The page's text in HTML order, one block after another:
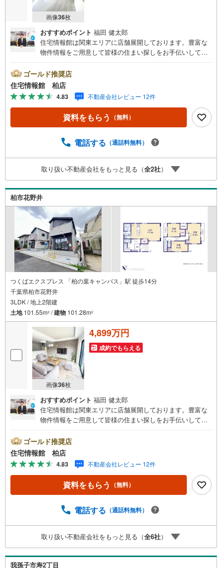
画像36枚
おすすめポイント 福田 健太郎
住宅情報館は関東エリアに店舗展開しております。豊富な
物件情報をご用意して皆様の住まい探しをお手伝いしてお
さい。【営業時間 10:00～19:00 火曜・水曜（祝日の場
合は営業いたします）】「資料請求」「内覧」のお問い合
わせは上記時間内ですとスムーズにご対応が可能です。ス
タッフ一同お客様のお問合せをお待ちしております。【住
宅ローン相談会】開催中無理のない住宅ローンの試算やご
購入の際にかかる諸費用の概算も行っております。しっか
気軽にご相談ください。お客様第一主義をモット-にお引越
実に努めさせて頂きます。住宅情報館にお越し頂けたら、
物件のご紹介だけではなく、お住まいの疑問、不安、お家
の事ならなんでもご相談いただけます。お客様の要望をお
伺いしながら誠心誠意、全力でサポートさせて頂きます。
お客様一人一人に合わせたライフプランのご提案をさせて
いただきます。お気軽にご相談ください。
ゴールド推奨店
住宅情報館 柏店
4.83 不動産会社レビュー 12件
資料をもらう （無料）
電話する （通話料無料）
取り扱い不動産会社をもっと見る（全2社）
柏市花野井
つくばエクスプレス 「柏の葉キャンパス」駅 徒歩14分
千葉県柏市花野井
3LDK / 地上2階建
土地101.55m2 /建物 101.28m2
画像36枚
4,899万円
成約でもらえる
おすすめポイント 福田 健太郎
住宅情報館は関東エリアに店舗展開しております。豊富な
物件情報をご用意して皆様の住まい探しをお手伝いしてお
さい。【営業時間 10:00～19:00 火曜・水曜（祝日の場
合は営業いたします）】「資料請求」「内覧」のお問い合
わせは上記時間内ですとスムーズにご対応が可能です。ス
タッフ一同お客様のお問合せをお待ちしております。【住
宅ローン相談会】開催中無理のない住宅ローンの試算やご
購入の際にかかる諸費用の概算も行っております。しっか
気軽にご相談ください。お客様第一主義をモット-にお引越
実に努めさせて頂きます。住宅情報館にお越し頂けたら、
物件のご紹介だけではなく、お住まいの疑問、不安、お家
の事ならなんでもご相談いただけます。お客様の要望をお
伺いしながら誠心誠意、全力でサポートさせて頂きます。
ゴールド推奨店
住宅情報館 柏店
4.83 不動産会社レビュー 12件
資料をもらう （無料）
電話する （通話料無料）
取り扱い不動産会社をもっと見る（全6社）
我孫子市寿2丁目